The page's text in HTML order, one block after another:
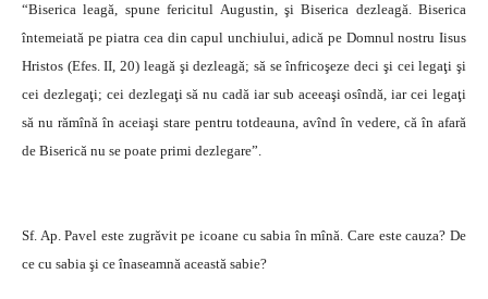
“Biserica leagă, spune fericitul Augustin, şi Biserica dezleagă. Biserica
întemeiată pe piatra cea din capul unchiului, adică pe Domnul nostru Iisus
Hristos (Efes. II, 20) leagă şi dezleagă; să se înfricoşeze deci şi cei legaţi şi
cei dezlegaţi; cei dezlegaţi să nu cadă iar sub aceeaşi osîndă, iar cei legaţi
să nu rămînă în aceiaşi stare pentru totdeauna, avînd în vedere, că în afară
de Biserică nu se poate primi dezlegare”.
Sf. Ap. Pavel este zugrăvit pe icoane cu sabia în mînă. Care este cauza? De
ce cu sabia şi ce înaseamnă această sabie?